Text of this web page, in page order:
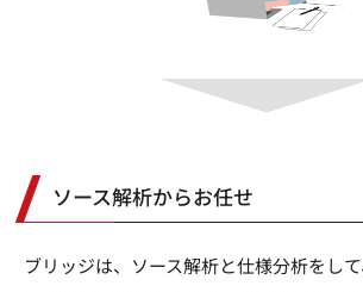
ソース解析からお任せ
ブリッジは、ソース解析と仕様分析をし